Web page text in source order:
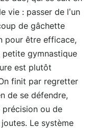
vie : passer de l’un
de gâchette
pour être efficace,
gymnastique
est plutôt
finit par regretter
de se défendre,
précision ou de
Le système